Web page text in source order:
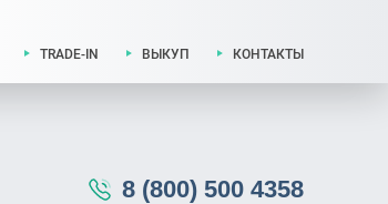
TRADE-IN ВЫКУП КОНТАКТЫ
8 (800) 500 4358